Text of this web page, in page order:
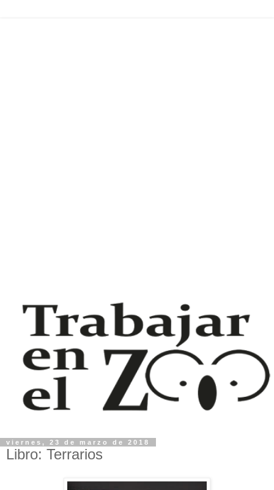
viernes, 23 de marzo de 2018
Libro: Terrarios